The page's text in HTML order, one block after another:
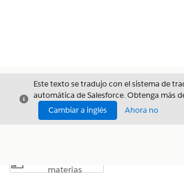
Cerrar
Este texto se tradujo con el sistema de
automática de Salesforce. Obtenga más
Cambiar a inglés
Ahora no
Mostrar índice de materias
materias